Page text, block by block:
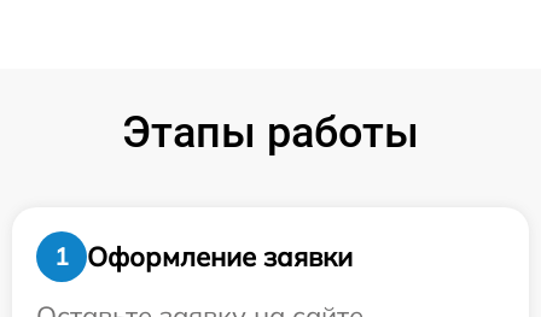
Этапы работы
1
Оформление заявки